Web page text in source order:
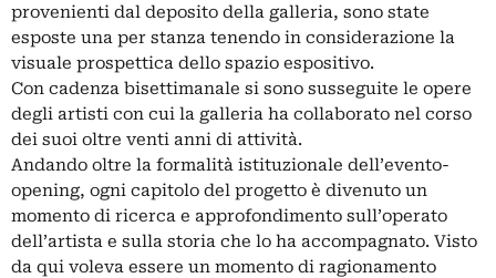
provenienti dal deposito della galleria, sono state
esposte una per stanza tenendo in considerazione la
visuale prospettica dello spazio espositivo.
Con cadenza bisettimanale si sono susseguite le opere
degli artisti con cui la galleria ha collaborato nel corso
dei suoi oltre venti anni di attività.
Andando oltre la formalità istituzionale dell’evento-
opening, ogni capitolo del progetto è divenuto un
momento di ricerca e approfondimento sull’operato
dell’artista e sulla storia che lo ha accompagnato. Visto
da qui voleva essere un momento di ragionamento